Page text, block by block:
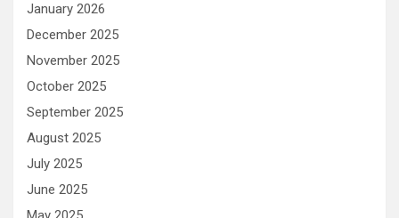
January 2026
December 2025
November 2025
October 2025
September 2025
August 2025
July 2025
June 2025